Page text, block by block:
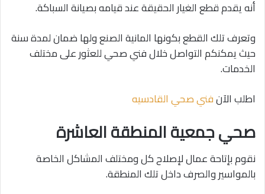
أنه يقدم قطع الغيار الحقيقة عند قيامه بصيانة السباكة.
وتعرف تلك القطع بكونها المانية الصنع ولها ضمان لمدة سنة
حيث يمكنكم التواصل خلال فني صحي للعثور على مختلف
الخدمات.
اطلب الآنفني صحي القادسيه
صحي جمعية المنطقة العاشرة
نقوم بإتاحة عمال لإصلاح كل ومختلف المشاكل الخاصة
بالمواسير والصرف داخل تلك المنطقة.